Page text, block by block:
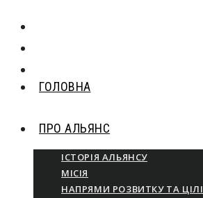
ГОЛОВНА
ПРО АЛЬЯНС
ІСТОРІЯ АЛЬЯНСУ
МІСІЯ
НАПРЯМИ РОЗВИТКУ ТА ЦІЛІ